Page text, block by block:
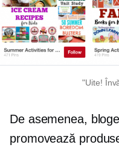
"Uite!
De asemenea,
promovează